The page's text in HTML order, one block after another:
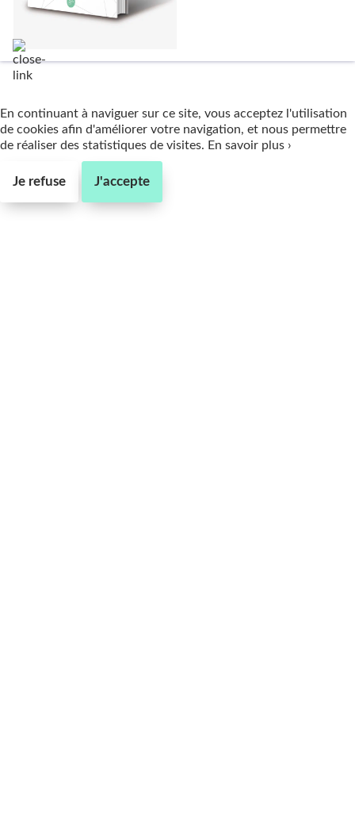
En continuant à naviguer sur ce site, vous acceptez l'utilisation
de cookies afin d'améliorer votre navigation, et nous permettre
de réaliser des statistiques de visites. En savoir plus ›
Je refuse J'accepte